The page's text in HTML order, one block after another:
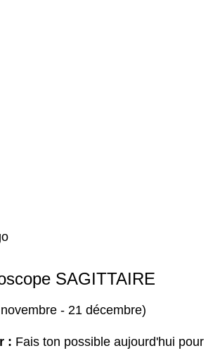
SAGITTAIRE
- 21 décembre)
: Fais ton possible aujourd'hui pour